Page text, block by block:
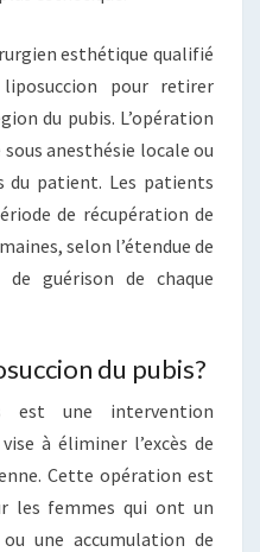
esthétique qualifié
pour retirer
du pubis. L’opération
anesthésie locale ou
du patient. Les patients
de récupération de
selon l’étendue de
guérison de chaque
du pubis?
est une intervention
à éliminer l’excès de
Cette opération est
les femmes qui ont un
une accumulation de